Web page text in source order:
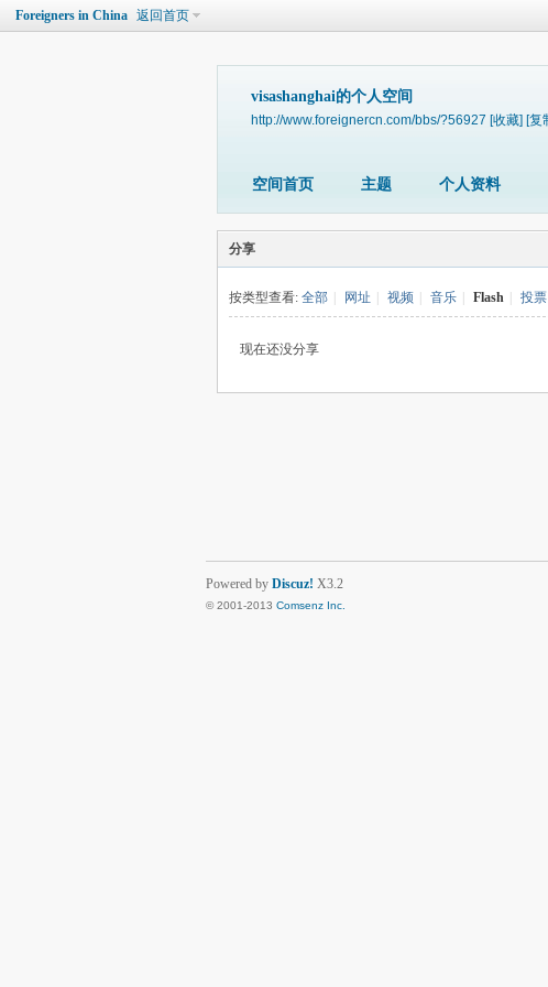
Foreigners in China 返回首页
visashanghai的个人空间
http://www.foreignercn.com/bbs/?56927 [收藏] [复
空间首页 主题 个人资料
分享
按类型查看: 全部 网址 视频 音乐 Flash 投票
现在还没分享
Powered by Discuz! X3.2
© 2001-2013 Comsenz Inc.